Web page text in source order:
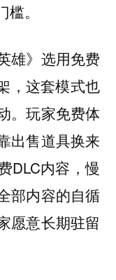
。
雄》选用免费
，这套模式也
。玩家免费体
出售道具换来
DLC内容，慢
部内容的自循
愿意长期驻留